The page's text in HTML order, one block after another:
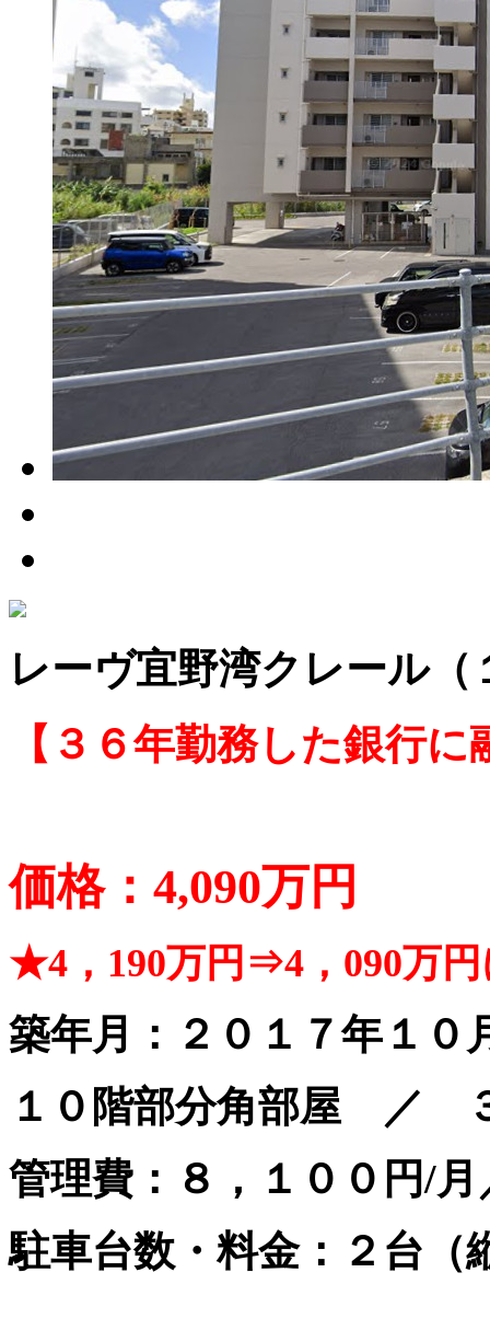
レーヴ宜野湾クレール（
【３６年勤務した銀行
価格：4,090万円
★4，190万円⇒4，090万円
築年月：２０１７年１
１０階部分角部屋 ／
管理費：８，１００円/
駐車台数・料金：２台（